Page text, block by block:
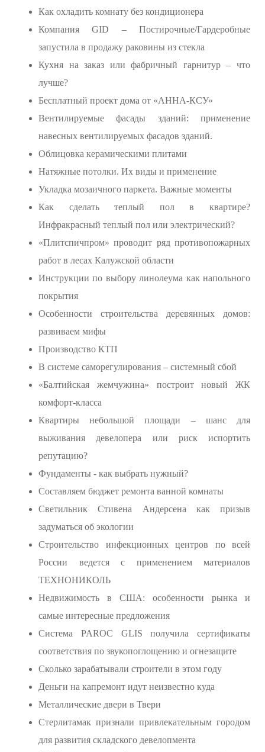
Как охладить комнату без кондиционера
Компания GID – Постирочные/Гардеробные
запустила в продажу раковины из стекла
Кухня на заказ или фабричный гарнитур – что
лучше?
Бесплатный проект дома от «АННА-КСУ»
Вентилируемые фасады зданий: применение
навесных вентилируемых фасадов зданий.
Облицовка керамическими плитами
Натяжные потолки. Их виды и применение
Укладка мозаичного паркета. Важные моменты
Как сделать теплый пол в квартире?
Инфракрасный теплый пол или электрический?
«Плитспичпром» проводит ряд противопожарных
работ в лесах Калужской области
Инструкции по выбору линолеума как напольного
покрытия
Особенности строительства деревянных домов:
развиваем мифы
Производство КТП
В системе саморегулирования – системный сбой
«Балтийская жемчужина» построит новый ЖК
комфорт-класса
Квартиры небольшой площади – шанс для
выживания девелопера или риск испортить
репутацию?
Фундаменты - как выбрать нужный?
Составляем бюджет ремонта ванной комнаты
Светильник Стивена Андерсена как призыв
задуматься об экологии
Строительство инфекционных центров по всей
России ведется с применением материалов
ТЕХНОНИКОЛЬ
Недвижимость в США: особенности рынка и
самые интересные предложения
Система PAROC GLIS получила сертификаты
соответствия по звукопоглощению и огнезащите
Сколько зарабатывали строители в этом году
Деньги на капремонт идут неизвестно куда
Металлические двери в Твери
Стерлитамак признали привлекательным городом
для развития складского девелопмента